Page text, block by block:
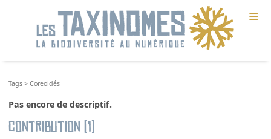
≡
Tags >Coreoidés
Pas encore de descriptif.
Contribution (1)